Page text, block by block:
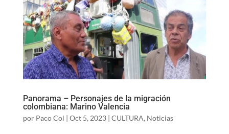
Panorama – Personajes de la migración
colombiana: Marino Valencia
por Paco Col Oct 5, 2023| CULTURA, Noticias